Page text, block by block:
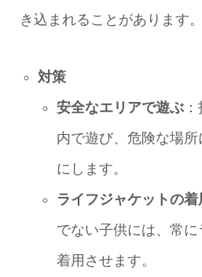
き込まれることがあります。
対策
安全なエリアで遊ぶ：
内で遊び、危険な場
にします。
ライフジャケットの着
でない子供には、常
着用させます。